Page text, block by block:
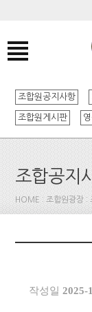
조합원공지사항
조합원게시판
조합공지
HOME : 조합원광장 :
작성일 2025-